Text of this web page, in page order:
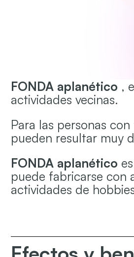
FONDA aplanético ,
actividades vecinas.
Para las personas
pueden resultar muy
FONDA aplanético
puede fabricarse con
actividades de